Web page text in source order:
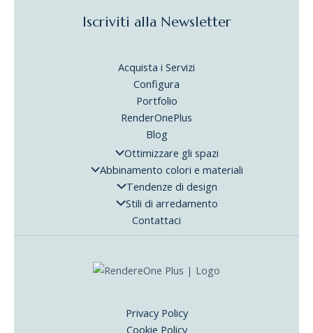
Iscriviti alla Newsletter
Acquista i Servizi
Configura
Portfolio
RenderOnePlus
Blog
Ottimizzare gli spazi
Abbinamento colori e materiali
Tendenze di design
Stili di arredamento
Contattaci
Privacy Policy
Cookie Policy